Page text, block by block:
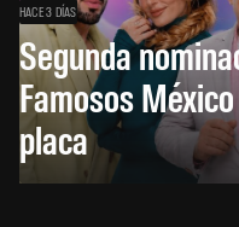
HACE 3 DÍAS
Segunda
Famosos
placa